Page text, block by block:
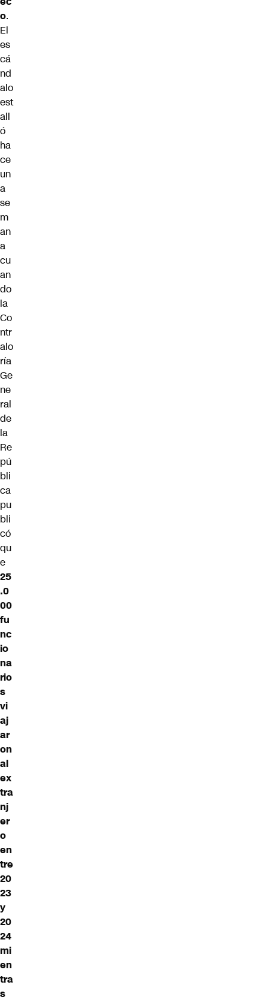
o.
El
es
cá
nd
alo
est
all
ó
ha
ce
un
a
se
m
an
a
cu
an
do
la
Co
ntr
alo
ría
Ge
ne
ral
de
la
Re
pú
bli
ca
pu
bli
có
qu
e
25
.0
00
fu
nc
io
na
rio
s
vi
aj
ar
on
al
ex
tra
nj
er
o
en
tre
20
23
y
20
24
mi
en
tra
s